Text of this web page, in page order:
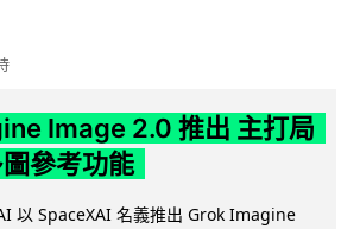
Image 2.0 推出 主打局
參考功能
以 SpaceXAI 名義推出 Grok Imagine